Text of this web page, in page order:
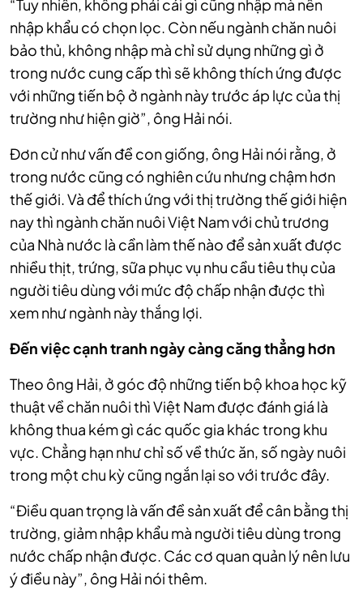
“Tuy nhiên, không phải cái gì cũng nhập mà nên
nhập khẩu có chọn lọc. Còn nếu ngành chăn nuôi
bảo thủ, không nhập mà chỉ sử dụng những gì ở
trong nước cung cấp thì sẽ không thích ứng được
với những tiến bộ ở ngành này trước áp lực của thị
trường như hiện giờ”, ông Hải nói.
Đơn cử như vấn đề con giống, ông Hải nói rằng, ở
trong nước cũng có nghiên cứu nhưng chậm hơn
thế giới. Và để thích ứng với thị trường thế giới hiện
nay thì ngành chăn nuôi Việt Nam với chủ trương
của Nhà nước là cần làm thế nào để sản xuất được
nhiều thịt, trứng, sữa phục vụ nhu cầu tiêu thụ của
người tiêu dùng với mức độ chấp nhận được thì
xem như ngành này thắng lợi.
Đến việc cạnh tranh ngày càng căng thẳng hơn
Theo ông Hải, ở góc độ những tiến bộ khoa học kỹ
thuật về chăn nuôi thì Việt Nam được đánh giá là
không thua kém gì các quốc gia khác trong khu
vực. Chẳng hạn như chỉ số về thức ăn, số ngày nuôi
trong một chu kỳ cũng ngắn lại so với trước đây.
“Điều quan trọng là vấn đề sản xuất để cân bằng thị
trường, giảm nhập khẩu mà người tiêu dùng trong
nước chấp nhận được. Các cơ quan quản lý nên lưu
ý điều này”, ông Hải nói thêm.